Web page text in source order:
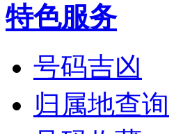
特色服务
号码吉凶
归属地查询